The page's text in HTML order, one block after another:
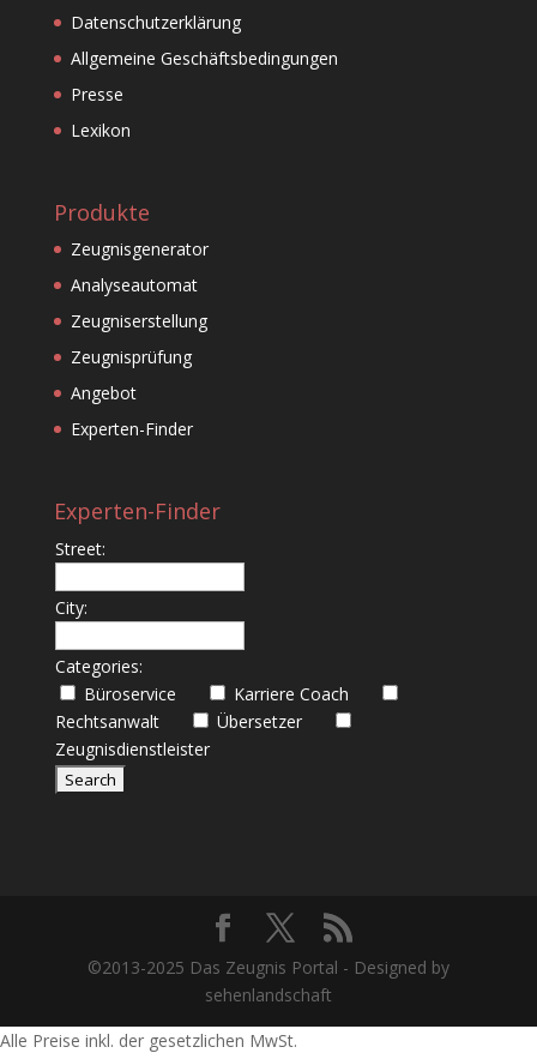
Datenschutzerklärung
Allgemeine Geschäftsbedingungen
Presse
Lexikon
Produkte
Zeugnisgenerator
Analyseautomat
Zeugniserstellung
Zeugnisprüfung
Angebot
Experten-Finder
Experten-Finder
Street:
City:
Categories:
Büroservice
Karriere Coach
Rechtsanwalt
Übersetzer
Zeugnisdienstleister
©2013-2025 Das Zeugnis Portal - Designed by
sehenlandschaft
Alle Preise inkl. der gesetzlichen MwSt.